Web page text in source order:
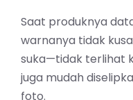
Saat produknya
warnanya tidak
suka—tidak terlihat
juga mudah
foto.